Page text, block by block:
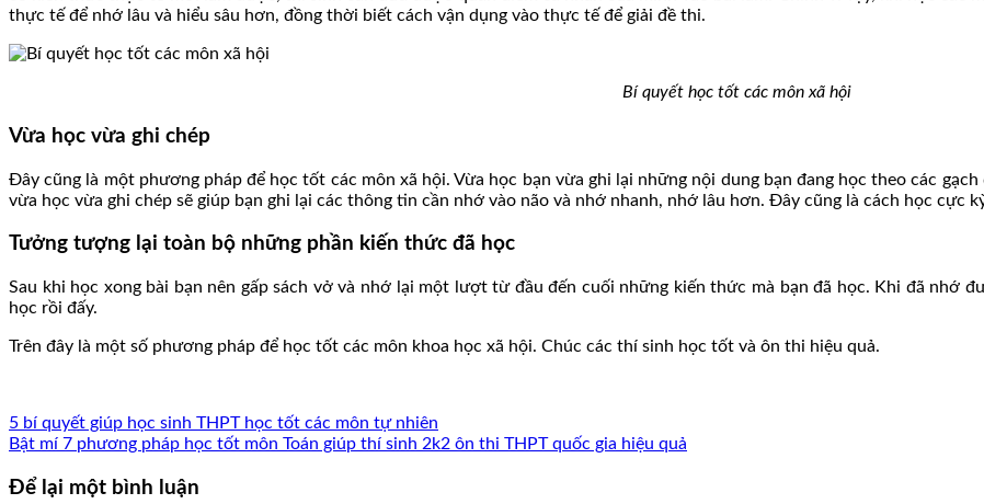
thực tế để nhớ lâu và hiểu sâu hơn, đồng thời biết cách vận dụng vào thực tế để giải đề thi.
Bí quyết học tốt các môn xã hội
Vừa học vừa ghi chép
Đây cũng là một phương pháp để học tốt các môn xã hội. Vừa học bạn vừa ghi lại những nội dung bạn đang học theo các
vừa học vừa ghi chép sẽ giúp bạn ghi lại các thông tin cần nhớ vào não và nhớ nhanh, nhớ lâu hơn. Đây cũng là cách học cực
Tưởng tượng lại toàn bộ những phần kiến thức đã học
Sau khi học xong bài bạn nên gấp sách vở và nhớ lại một lượt từ đầu đến cuối những kiến thức mà bạn đã học. Khi đã nhớ
học rồi đấy.
Trên đây là một số phương pháp để học tốt các môn khoa học xã hội. Chúc các thí sinh học tốt và ôn thi hiệu quả.
5 bí quyết giúp học sinh THPT học tốt các môn tự nhiên
Bật mí 7 phương pháp học tốt môn Toán giúp thí sinh 2k2 ôn thi THPT quốc gia hiệu quả
Để lại một bình luận